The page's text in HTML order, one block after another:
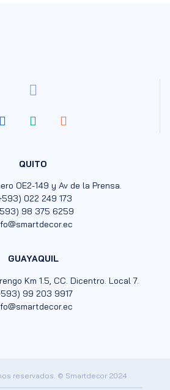
QUITO
OE2-149 y Av de la Prensa.
022 249 173
98 375 6259
GUAYAQUIL
Km 1.5, CC. Dicentro. Local 7.
99 203 9917
reservados. © Smartdecor 2024